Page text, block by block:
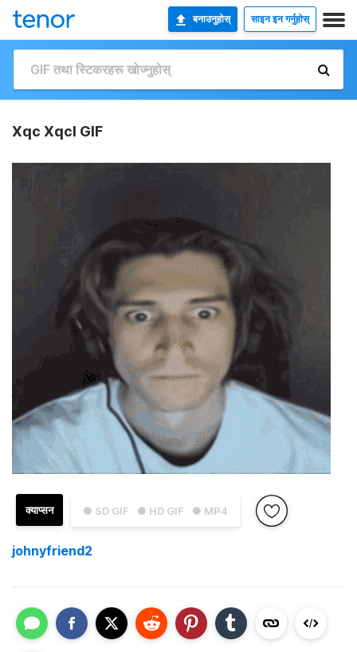
बनाउनुहोस् साइन इन गर्नुहोस्
Xqc Xqcl GIF
● SD GIF ● HD GIF ● MP4
क्याप्सन
johnyfriend2